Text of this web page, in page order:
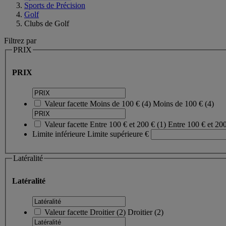
Sports de Précision
Golf
Clubs de Golf
Filtrez par
PRIX
PRIX
Valeur facette Moins de 100 € (4) Moins de 100 € (4)
Valeur facette Entre 100 € et 200 € (1) Entre 100 € et
Limite inférieure Limite supérieure €
Latéralité
Latéralité
Valeur facette Droitier(2) Droitier(2)